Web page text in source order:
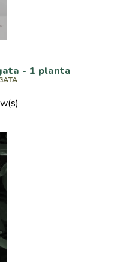
- 1 planta